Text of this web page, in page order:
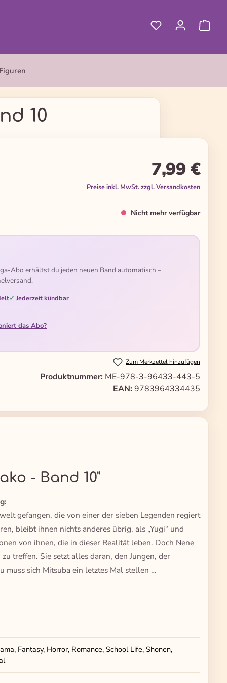
10
7,99 €
Preise inkl. MwSt. zzgl. Versandkosten
Nicht mehr verfügbar
Abo erhältst du jeden neuen Band automatisch –
Jederzeit kündbar
das Abo?
Zum Merkzettel hinzufügen
Produktnummer: ME-978-3-96433-443-5
EAN: 9783964334435
- Band 10"
gefangen, die von einer der sieben Legenden regiert
bleibt ihnen nichts anderes übrig, als „Yugi“ und
von ihnen, die in dieser Realität leben. Doch Nene
treffen. Sie setzt alles daran, den Jungen, der
muss sich Mitsuba ein letztes Mal stellen …
Fantasy, Horror, Romance, School Life, Shonen,